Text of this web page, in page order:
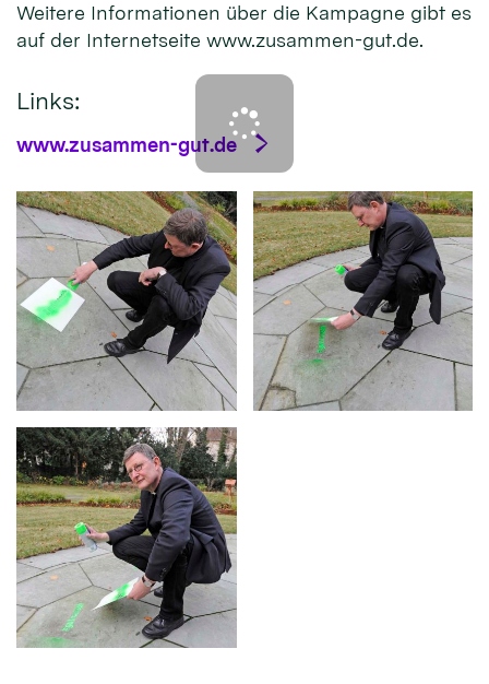
Weitere Informationen über die Kampagne gibt es
auf der Internetseite www.zusammen-gut.de.
Links:
www.zusammen-gut.de